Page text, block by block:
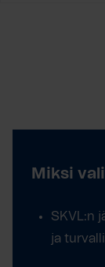
Miksi
SKVL:n
ja